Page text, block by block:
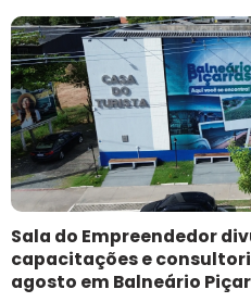
Sala do Empreendedor
capacitações e
agosto em Balneário